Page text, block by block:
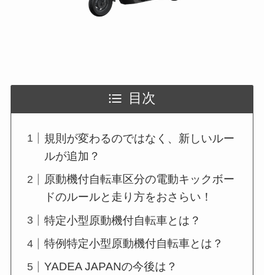
目次
規則が変わるのではなく、新しいルー
ルが追加？
原動機付自転車区分の電動キックボー
ドのルールと走り方をおさらい！
特定小型原動機付自転車とは？
特例特定小型原動機付自転車とは？
YADEA JAPANの今後は？